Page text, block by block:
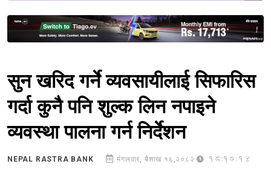
Sponsored
सुन खरिद गर्ने व्यवसायीलाई सिफारिस
गर्दा कुनै पनि शुल्क लिन नपाइने
व्यवस्था पालना गर्न निर्देशन
NEPAL RASTRA BANK मंगलवार, बैशाख १६,२०८२ 18:10:14